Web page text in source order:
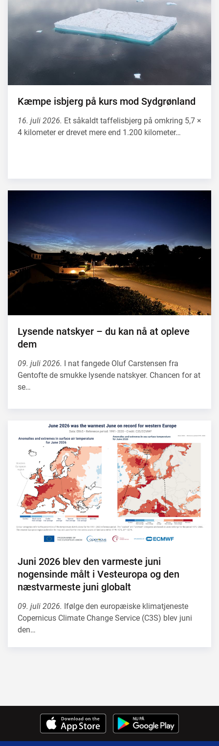
Kæmpe isbjerg på kurs mod Sydgrønland
16. juli 2026. Et såkaldt taffelisbjerg på omkring 5,7 ×
4 kilometer er drevet mere end 1.200 kilometer…
Lysende natskyer – du kan nå at opleve
dem
09. juli 2026. I nat fangede Oluf Carstensen fra
Gentofte de smukke lysende natskyer. Chancen for at
se…
Juni 2026 blev den varmeste juni
nogensinde målt i Vesteuropa og den
næstvarmeste juni globalt
09. juli 2026. Ifølge den europæiske klimatjeneste
Copernicus Climate Change Service (C3S) blev juni
den…